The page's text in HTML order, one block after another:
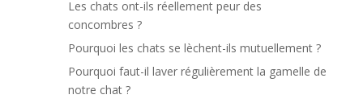
Les chats ont-ils réellement peur des
concombres ?
Pourquoi les chats se lèchent-ils mutuellement ?
Pourquoi faut-il laver régulièrement la gamelle de
notre chat ?